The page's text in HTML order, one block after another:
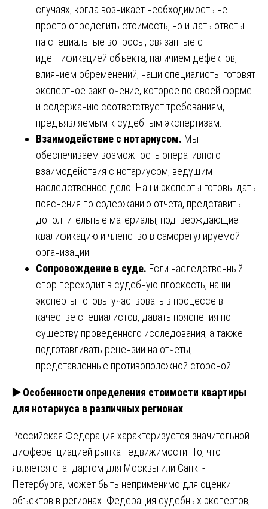
случаях, когда возникает необходимость не
просто определить стоимость, но и дать ответы
на специальные вопросы, связанные с
идентификацией объекта, наличием дефектов,
влиянием обременений, наши специалисты готовят
экспертное заключение, которое по своей форме
и содержанию соответствует требованиям,
предъявляемым к судебным экспертизам.
Взаимодействие с нотариусом. Мы
обеспечиваем возможность оперативного
взаимодействия с нотариусом, ведущим
наследственное дело. Наши эксперты готовы дать
пояснения по содержанию отчета, представить
дополнительные материалы, подтверждающие
квалификацию и членство в саморегулируемой
организации.
Сопровождение в суде. Если наследственный
спор переходит в судебную плоскость, наши
эксперты готовы участвовать в процессе в
качестве специалистов, давать пояснения по
существу проведенного исследования, а также
подготавливать рецензии на отчеты,
представленные противоположной стороной.
▶️ Особенности определения стоимости квартиры
для нотариуса в различных регионах
Российская Федерация характеризуется значительной
дифференциацией рынка недвижимости. То, что
является стандартом для Москвы или Санкт-
Петербурга, может быть неприменимо для оценки
объектов в регионах. Федерация судебных экспертов,